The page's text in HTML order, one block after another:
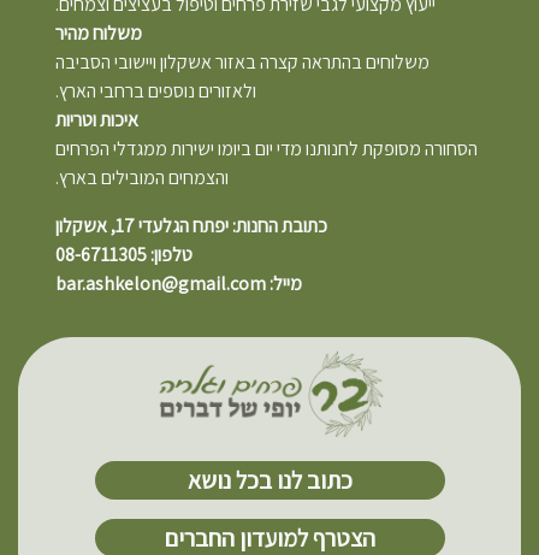
משלוח מהיר
משלוחים בהתראה קצרה באזור אשקלון ויישובי הסביבה
ולאזורים נוספים ברחבי הארץ.
איכות וטריות
הסחורה מסופקת לחנותנו מדי יום ביומו ישירות ממגדלי הפרחים
והצמחים המובילים בארץ.
כתובת החנות: יפתח הגלעדי 17, אשקלון
טלפון: 08-6711305
מייל: bar.ashkelon@gmail.com
כתוב לנו בכל נושא
הצטרף למועדון החברים